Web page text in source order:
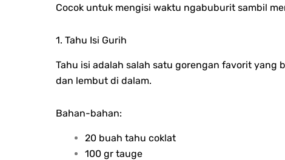
Cocok untuk mengisi waktu ngabuburit sambil
1. Tahu Isi Gurih
Tahu isi adalah salah satu gorengan favorit yang
dan lembut di dalam.
Bahan-bahan:
20 buah tahu coklat
100 gr tauge